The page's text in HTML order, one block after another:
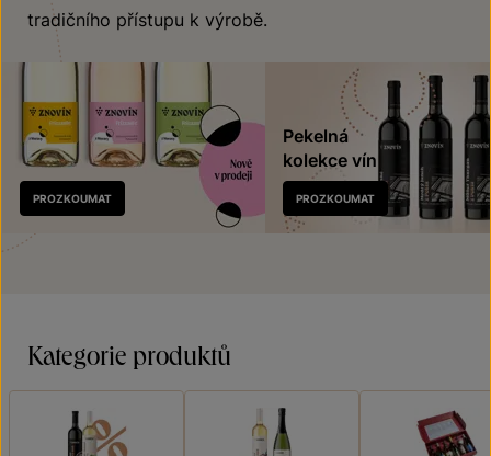
tradičního přístupu k výrobě.
Nově
v prodeji
PROZKOUMAT
Pekelná
kolekce vín
PROZKOUMAT
Kategorie produktů